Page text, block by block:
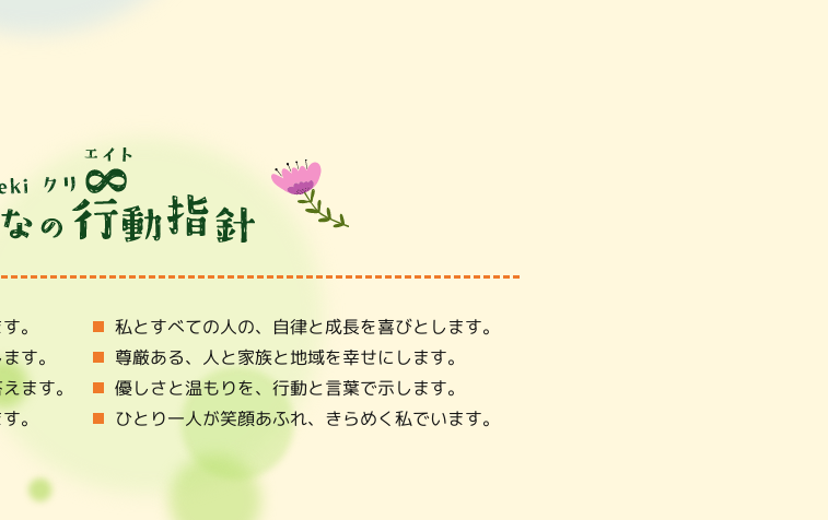
。
す。
ます。
。
私とすべての人の、自律と成長を喜びとします。
尊厳ある、人と家族と地域を幸せにします。
優しさと温もりを、行動と言葉で示します。
ひとり一人が笑顔あふれ、きらめく私でいます。